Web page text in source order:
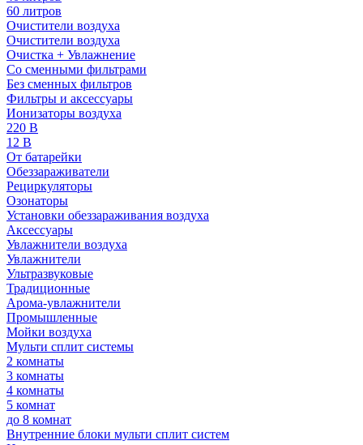
60 литров
Очистители воздуха
Очистители воздуха
Очистка + Увлажнение
Cо сменными фильтрами
Без сменных фильтров
Фильтры и аксессуары
Ионизаторы воздуха
220 В
12 В
От батарейки
Обеззараживатели
Рециркуляторы
Озонаторы
Установки обеззараживания воздуха
Аксессуары
Увлажнители воздуха
Увлажнители
Ультразвуковые
Традиционные
Арома-увлажнители
Промышленные
Мойки воздуха
Мульти сплит системы
2 комнаты
3 комнаты
4 комнаты
5 комнат
до 8 комнат
Внутренние блоки мульти сплит систем